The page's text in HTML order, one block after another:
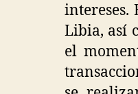
intereses.
Libia, así
el